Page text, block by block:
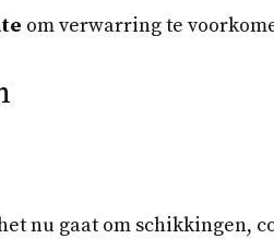
om verwarring te
nu gaat om schikkingen,